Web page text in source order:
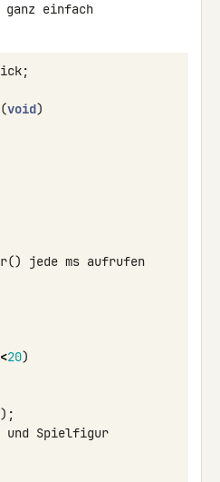
einfach
;
(void)
() jede ms aufrufen
<20)
und Spielfigur